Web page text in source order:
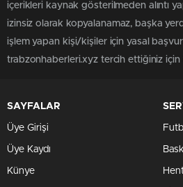
içerikleri kaynak gösterilmeden alıntı
izinsiz olarak kopyalanamaz, başka
işlem yapan kişi/kişiler için yasal
trabzonhaberleri.xyz tercih ettiğiniz
SAYFALAR
Üye Girişi
Üye Kaydı
Künye